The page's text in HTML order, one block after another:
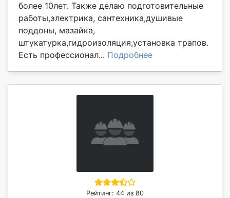
более 10лет. Также делаю подготовительные
работы,электрика, сантехника,душивые
поддоны, мазайка,
штукатурка,гидроизоляция,установка трапов.
Есть профессионал... Подробнее
Рейтинг: 44 из 80